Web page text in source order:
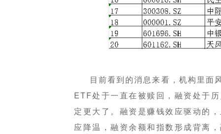
目前看到的消息来看，机构里面
ETF处于一直在被赎回，融资处于
定更大了。融资是赚钱效应驱动的
应降温，融资余额和指数形成背离